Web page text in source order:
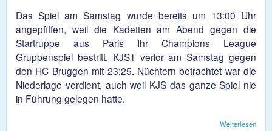
Das Spiel am Samstag wurde bereits um 13:00 Uhr
angepfiffen, weil die Kadetten am Abend gegen die
Startruppe aus Paris Ihr Champions League
Gruppenspiel bestritt. KJS1 verlor am Samstag gegen
den HC Bruggen mit 23:25. Nüchtern betrachtet war die
Niederlage verdient, auch weil KJS das ganze Spiel nie
in Führung gelegen hatte.
Weiterlesen